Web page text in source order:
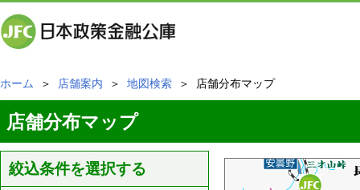
ホーム ＞ 店舗案内 ＞ 地図検索 ＞ 店舗分布マップ
店舗分布マップ
絞込条件を選択する